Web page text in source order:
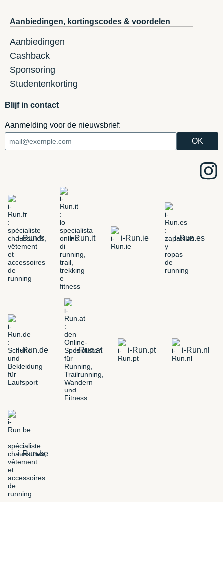
Aanbiedingen, kortingscodes & voordelen
Aanbiedingen
Cashback
Sponsoring
Studentenkorting
Blijf in contact
Aanmelding voor de nieuwsbrief:
i-Run.fr i-Run.it i-Run.ie i-Run.es
i-Run.de i-Run.at i-Run.pt i-Run.nl
i-Run.be